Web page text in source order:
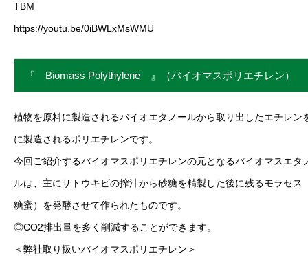
TBM
https://youtu.be/0iBWLxMsWMU
『 Biomass Polythylene 』（バイオマスポリエチレン）
植物を原料に製造されるバイオエタノールから取り出したエチレン
に製造されるポリエチレンです。
今回ご紹介するバイオマスポリエチレンの元となるバイオマスエタ
ルは、主にサトウキビの搾汁から砂糖を精製した後に残るモラセス
糖蜜）を発酵させて作られたものです。
◎CO2排出量を多く削減することができます。
＜弊社取り扱いバイオマスポリエチレン＞